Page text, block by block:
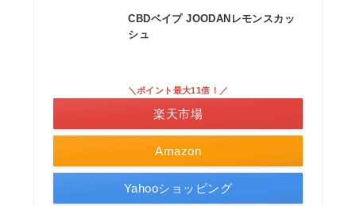
CBDベイプ JOODANレモンスカッ
シュ
Amazon
＼ポイント最大11倍！／
楽天市場
Yahooショッピング